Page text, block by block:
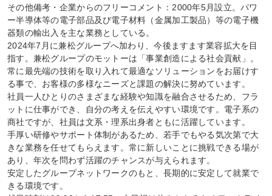
その他備考・企業からのフリーコメント：2000年5月設立。パワ
ー半導体等の電子部品及び電子材料（金属加工製品）等の電子機
器類の輸出入を主な業務としている。
2024年7月に兼松グループへ加わり、今後ますます業容拡大を目
指す。兼松グループのモットーは「事業創造による社会貢献」。
常に最先端の技術を取り入れて最適なソリューションをお届けす
る事で、お客様の多様なニーズと課題の解決に努めています。
社員一人ひとりのさまざまな経験や知識を融合させるため、フラ
ットに仕事ができ、自分の考えを伝えやすい環境です。電子系の
商社ですが、社員は文系・理系出身者ともに活躍しています。
手厚い研修やサポート体制があるため、若手でもやる気次第で大
きな業務を任せてもらえます。常に新しいことに挑戦できる場が
あり、年次を問わず活躍のチャンスが与えられます。
安定したグループネットワークのもと、長期的に安定して就業で
きる環境です。